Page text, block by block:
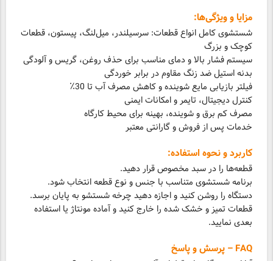
مزایا و ویژگی‌ها:
شستشوی کامل انواع قطعات: سرسیلندر، میل‌لنگ، پیستون، قطعات
کوچک و بزرگ
سیستم فشار بالا و دمای مناسب برای حذف روغن، گریس و آلودگی
بدنه استیل ضد زنگ مقاوم در برابر خوردگی
فیلتر بازیابی مایع شوینده و کاهش مصرف آب تا 30٪
کنترل دیجیتال، تایمر و امکانات ایمنی
مصرف کم برق و شوینده، بهینه برای محیط کارگاه
خدمات پس از فروش و گارانتی معتبر
کاربرد و نحوه استفاده:
قطعه‌ها را در سبد مخصوص قرار دهید.
برنامه شستشوی متناسب با جنس و نوع قطعه انتخاب شود.
دستگاه را روشن کنید و اجازه دهید چرخه شستشو به پایان برسد.
قطعات تمیز و خشک شده را خارج کنید و آماده مونتاژ یا استفاده
بعدی نمایید.
FAQ – پرسش و پاسخ